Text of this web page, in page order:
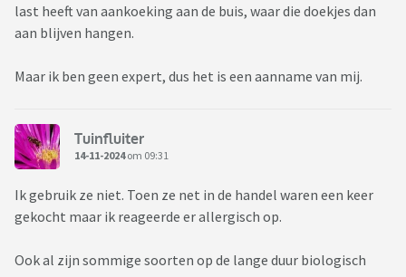
last heeft van aankoeking aan de buis, waar die doekjes dan
aan blijven hangen.
Maar ik ben geen expert, dus het is een aanname van mij.
Tuinfluiter
14-11-2024om 09:31
Ik gebruik ze niet. Toen ze net in de handel waren een keer
gekocht maar ik reageerde er allergisch op.
Ook al zijn sommige soorten op de lange duur biologisch